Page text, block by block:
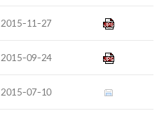
2015-11-27
2015-09-24
2015-07-10